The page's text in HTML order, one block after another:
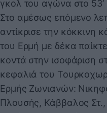
γκολ του αγώνα στο
Στο αμέσως επόμενο
αντίκρισε την κόκκινη
του Ερμή με δέκα
κοντά στην ισοφάριση
κεφαλιά του
Ερμής Ζωνιανών:
Πλουσής, Κάββαλος Στ.,